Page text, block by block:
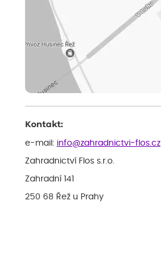
Kontakt:
e-mail: info@zahradnictvi-flos.cz
Zahradnictví Flos s.r.o.
Zahradní 141
250 68 Řež u Prahy